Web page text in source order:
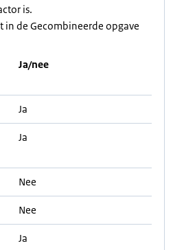
is.
in de Gecombineerde opgave
Ja/nee
Ja
Ja
Nee
Nee
Ja